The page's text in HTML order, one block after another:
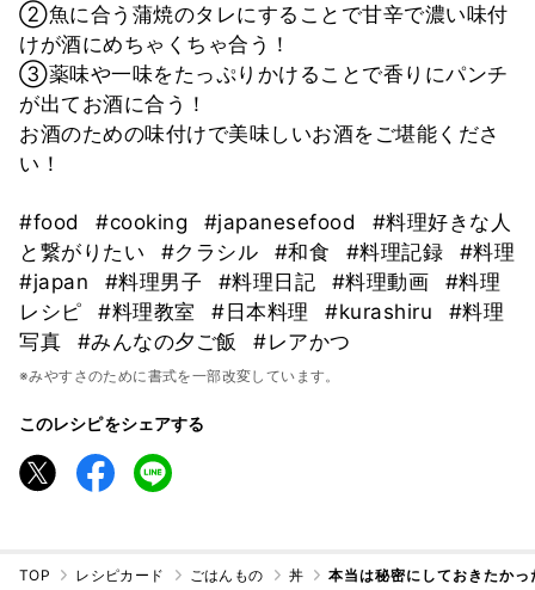
②魚に合う蒲焼のタレにすることで甘辛で濃い味付
けが酒にめちゃくちゃ合う！
③薬味や一味をたっぷりかけることで香りにパンチ
が出てお酒に合う！
お酒のための味付けで美味しいお酒をご堪能くださ
い！
#food #cooking #japanesefood
#料理好きな人
と繋がりたい
#クラシル #和食 #料理記録
#料理
#japan
#料理男子 #料理日記 #料理動画
#料理
レシピ
#料理教室 #日本料理 #kurashiru
#料理
写真
#みんなの夕ご飯 #レアかつ
※みやすさのために書式を一部改変しています。
このレシピをシェアする
TOP レシピカード ごはんもの 丼 本当は秘密にしておきたか